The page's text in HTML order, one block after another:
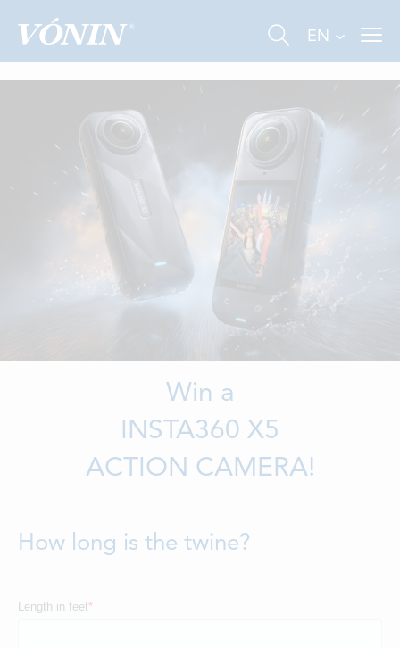
INDUSTRY
LOCATIONS
CONTACTS
APPLY FOR FUNDING
EN
Win a
INSTA360 X5
ACTION CAMERA!
How long is the twine?